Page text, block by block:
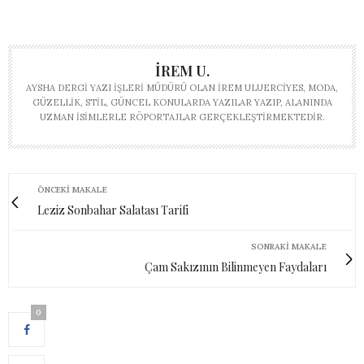
İREM U.
AYSHA DERGI YAZI İŞLERI MÜDÜRÜ OLAN İREM ULUERCIYES, MODA,
GÜZELLIK, STIL, GÜNCEL KONULARDA YAZILAR YAZIP, ALANINDA
UZMAN ISIMLERLE RÖPORTAJLAR GERÇEKLEŞTIRMEKTEDIR.
ÖNCEKI MAKALE
Leziz Sonbahar Salatası Tarifi
SONRAKI MAKALE
Çam Sakızının Bilinmeyen Faydaları
0